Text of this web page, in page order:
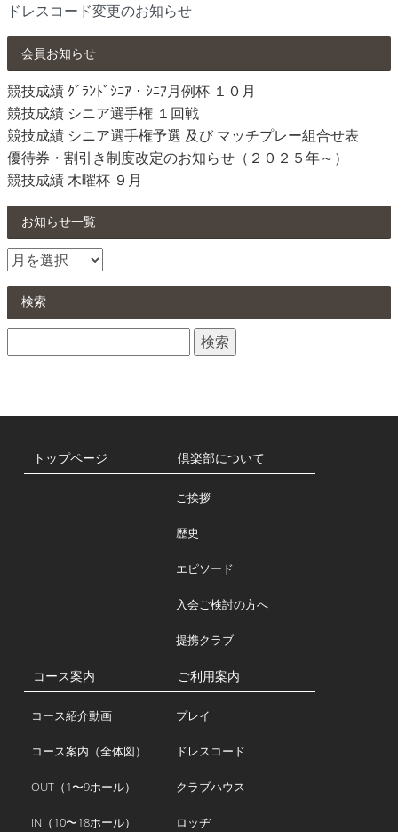
ドレスコード変更のお知らせ
会員お知らせ
競技成績 ｸﾞﾗﾝﾄﾞｼﾆｱ・ｼﾆｱ月例杯 １０月
競技成績 シニア選手権 １回戦
競技成績 シニア選手権予選 及び マッチプレー組合せ表
優待券・割引き制度改定のお知らせ（２０２５年～）
競技成績 木曜杯 ９月
お知らせ一覧
お
せ
検索
索:
トップページ 倶楽部について
ご挨拶
歴史
エピソード
入会ご検討の方へ
提携クラブ
コース案内
コース紹介動画
コース案内（全体図）
OUT（1〜9ホール）
IN（10〜18ホール）
ご利用案内
プレイ
ドレスコード
クラブハウス
ロッヂ